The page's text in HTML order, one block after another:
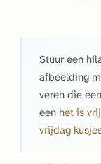
Stuur een
afbeelding
veren die
een het is
vrijdag